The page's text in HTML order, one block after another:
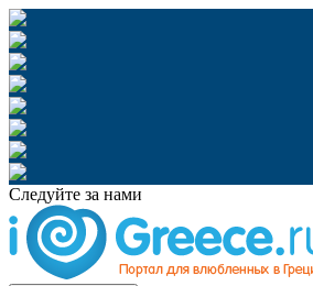
Следуйте за нами